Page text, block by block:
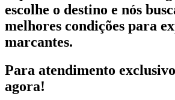
escolhe o destino e nós
melhores condições para
marcantes.
Para atendimento
agora!